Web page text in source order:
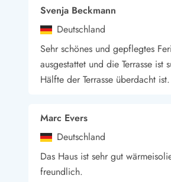
Esmark BjerregardEsmark Sondervig
Kontakt & Öffnungszeiten
Nachhaltigkeit
Das sagen unsere Gäste
Newsletter
Sponsoren - Esmark unterstützt
Mietbedingungen
Svenja Beckmann
Deutschland
Sehr schönes und gepflegtes
ausgestattet und die Terrasse
Hälfte der Terrasse überdacht
Marc Evers
Deutschland
Das Haus ist sehr gut
freundlich.